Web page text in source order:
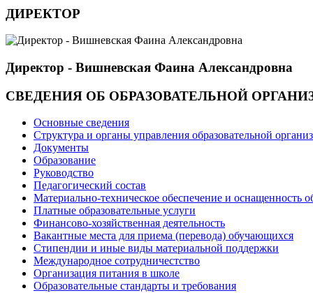
ДИРЕКТОР
Директор - Вишневская Фаина Александровна
СВЕДЕНИЯ ОБ ОБРАЗОВАТЕЛЬНОЙ
Основные сведения
Структура и органы управления образовательной
Документы
Образование
Руководство
Педагогический состав
Материально-техническое обеспечение и оснащенность
Платные образовательные услуги
Финансово-хозяйственная деятельность
Вакантные места для приема (перевода) обучающихся
Стипендии и иные виды материальной поддержки
Международное сотрудничестство
Организация питания в школе
Образовательные стандарты и требования